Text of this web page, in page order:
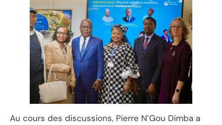
Au cours des discussions, Pierre N’Gou Dimba a